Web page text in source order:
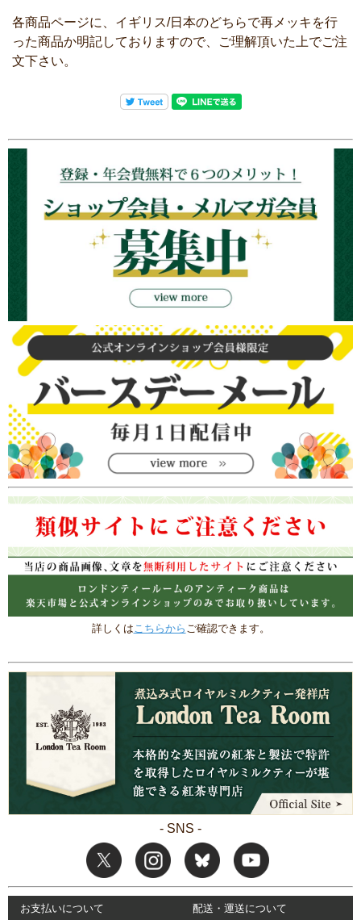
各商品ページに、イギリス/日本のどちらで再メッキを行
った商品か明記しておりますので、ご理解頂いた上でご注
文下さい。
詳しくは こちらから ご確認できます。
- SNS -
お支払いについて 配送・運送について